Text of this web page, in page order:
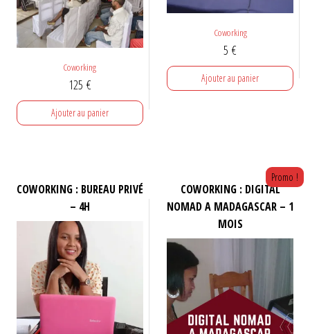
Coworking
125€
Ajouter au panier
Coworking
5€
Ajouter au panier
COWORKING : BUREAU PRIVÉ
– 4H
Promo !
COWORKING : DIGITAL
NOMAD A MADAGASCAR – 1
MOIS